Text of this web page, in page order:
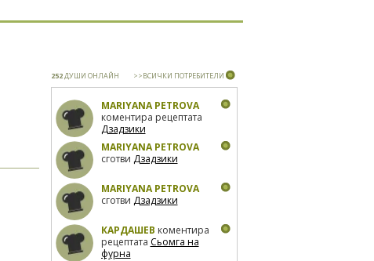
252ДУШИ ОНЛАЙН >>ВСИЧКИ ПОТРЕБИТЕЛИ
MARIYANA PETROVA
коментира рецептата
Дзадзики
MARIYANA PETROVA
сготви Дзадзики
MARIYANA PETROVA
сготви Дзадзики
КАРДАШЕВ коментира
рецептата Сьомга на
фурна